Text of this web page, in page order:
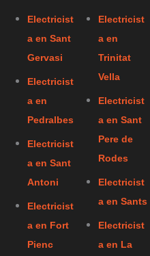
Electricist
a en Sant
Gervasi
Electricist
a en
Pedralbes
Electricist
a en Sant
Antoni
Electricist
a en Fort
Pienc
Electricist
a en
Trinitat
Vella
Electricist
a en Sant
Pere de
Rodes
Electricist
a en Sants
Electricist
a en La